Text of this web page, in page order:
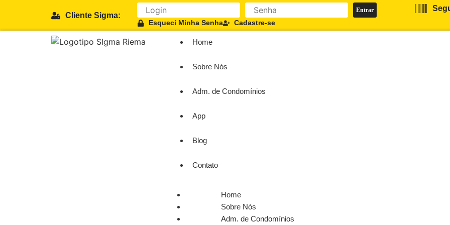
Cliente Sigma:
Esqueci Minha Senha Cadastre-se
Home
Sobre Nós
Adm. de Condomínios
App
Blog
Contato
Home
Sobre Nós
Adm. de Condomínios